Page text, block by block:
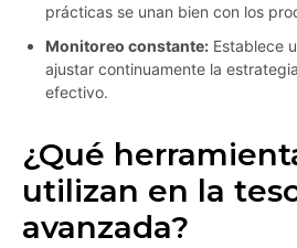
prácticas se unan bien con los
Monitoreo constante: Establece
ajustar continuamente la
efectivo.
¿Qué
utilizan en la
avanzada?